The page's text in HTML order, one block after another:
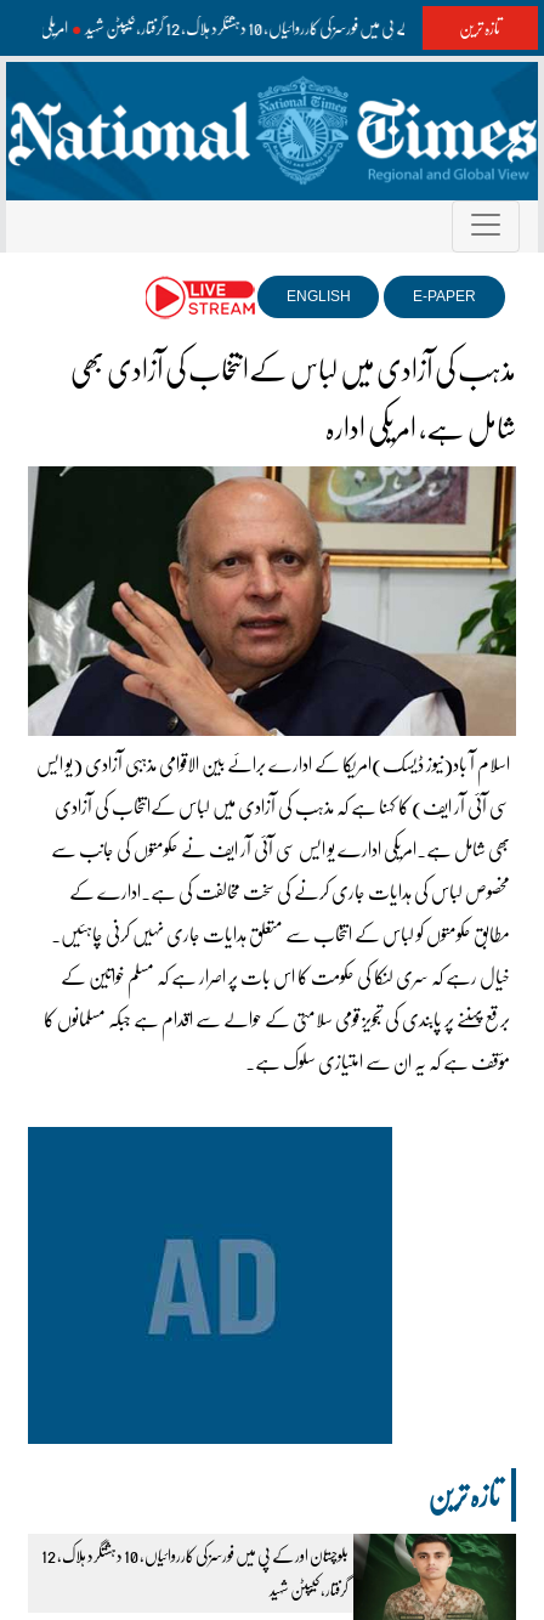
تازہ ترین بلوچستان اور کے پی میں فورسز کی کارروائیاں، 10 دہشتگرد ہلاک، 12 گرفتار، کیپٹن شہید امریکی
E-PAPER
ENGLISH
مذہب کی آزادی میں لباس کےانتخاب کی آزادی بھی
شامل ہے، امریکی ادارہ
اسلام آ باد(نیوز ڈیسک)امریکا کے ادارے برائے بین الاقوامی مذہبی آزادی (یو ایس
سی آئی آر ایف) کا کہنا ہے کہ مذہب کی آزادی میں لباس کےانتخاب کی آزادی
بھی شامل ہے۔امریکی ادارے یو ایس سی آئی آر ایف نے حکومتوں کی جانب سے
مخصوص لباس کی ہدایات جاری کرنے کی سخت مخالفت کی ہے۔ادارے کے
مطابق حکومتوں کو لباس کے انتخاب سے متعلق ہدایات جاری نہیں کرنی چاہئیں۔
خیال رہے کہ سری لنکا کی حکومت کا اس بات پر اصرار ہے کہ مسلم خواتین کے
برقع پہننے پر پابندی کی تجویز قومی سلامتی کے حوالے سے اقدام ہے جبکہ مسلمانوں کا
مؤقف ہے کہ یہ ان سے امتیازی سلوک ہے۔
تازہ ترین
بلوچستان اور کے پی میں فورسز کی کارروائیاں، 10 دہشتگرد ہلاک، 12
گرفتار، کیپٹن شہید